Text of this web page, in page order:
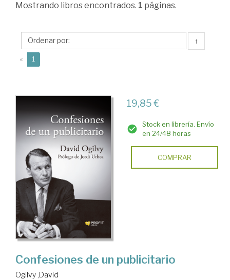
Ogilvy
Mostrando libros encontrados. 1 páginas.
↑
« 1
19,85 €
Stock en librería. Envío
en 24/48 horas
COMPRAR
Confesiones de un publicitario
Ogilvy ,David